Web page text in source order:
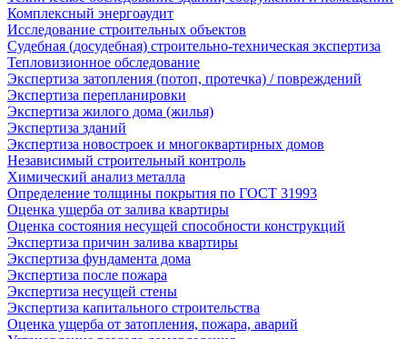
Комплексный энергоаудит
Исследование строительных объектов
Судебная (досудебная) строительно-техническая экспертиза
Тепловизионное обследование
Экспертиза затопления (потоп, протечка) / повреждений
Экспертиза перепланировки
Экспертиза жилого дома (жилья)
Экспертиза зданий
Экспертиза новостроек и многоквартирных домов
Независимый строительный контроль
Химический анализ металла
Определение толщины покрытия по ГОСТ 31993
Оценка ущерба от залива квартиры
Оценка состояния несущей способности конструкций
Экспертиза причин залива квартиры
Экспертиза фундамента дома
Экспертиза после пожара
Экспертиза несущей стены
Экспертиза капитального строительства
Оценка ущерба от затопления, пожара, аварий